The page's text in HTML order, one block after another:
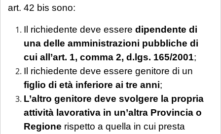
art. 42 bis sono:
Il richiedente deve essere dipendente di
una delle amministrazioni pubbliche di
cui all’art. 1, comma 2, d.lgs. 165/2001;
Il richiedente deve essere genitore di un
figlio di età inferiore ai tre anni;
L’altro genitore deve svolgere la propria
attività lavorativa in un’altra Provincia o
Regione rispetto a quella in cui presta